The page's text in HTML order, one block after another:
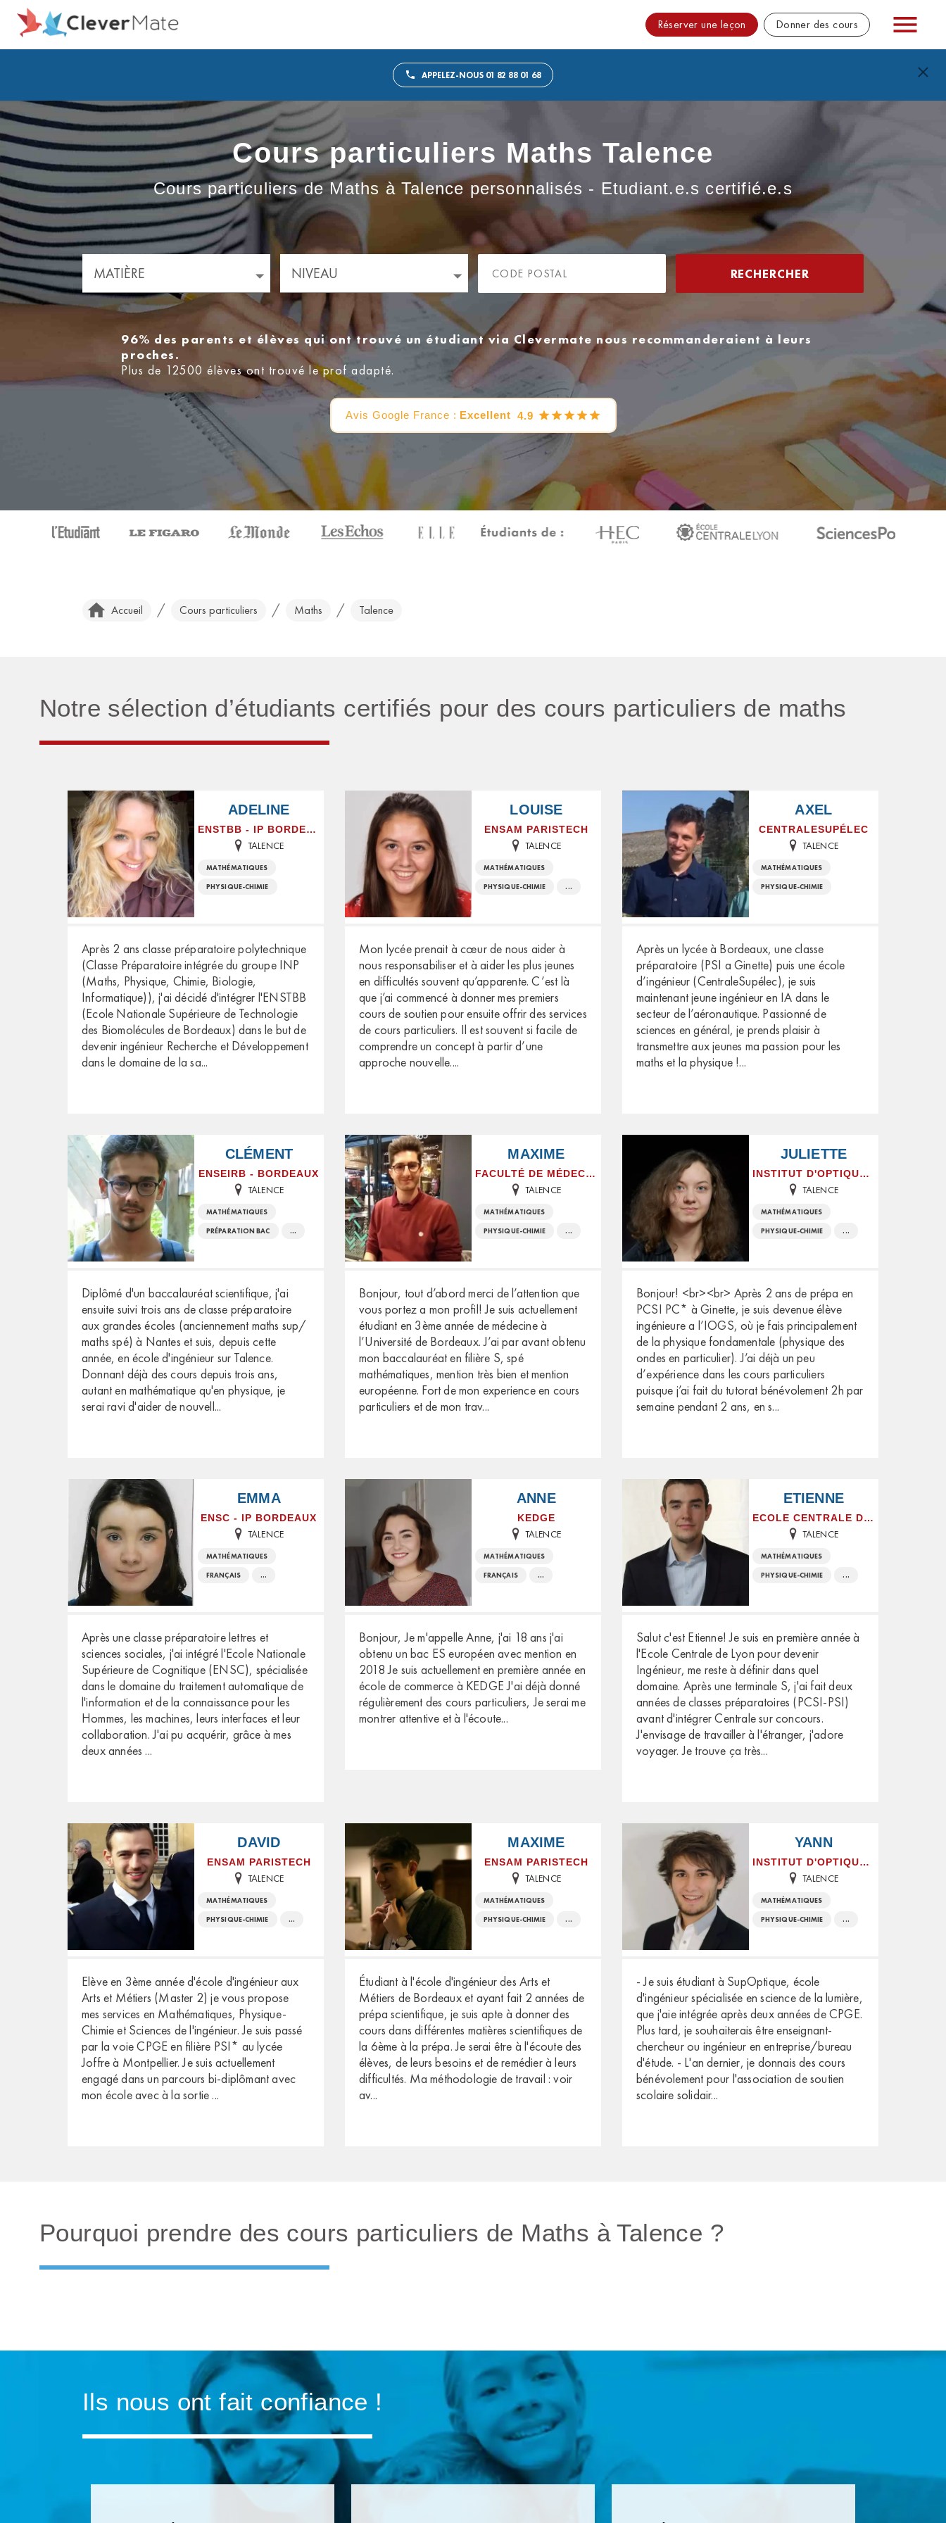
Réserver une leçon Donner des cours
APPELEZ-NOUS 01 82 88 01 68
Cours particuliers Maths Talence
Cours particuliers de Maths à Talence personnalisés - Etudiant.e.s certifié.e.s
MATIÈRE NIVEAU
96% des parents et élèves qui ont trouvé un étudiant via Clevermate nous recommanderaient à leurs
proches.
Plus de 12500 élèves ont trouvé le prof adapté.
Avis Google France : Excellent 4.9
Accueil / Cours particuliers / Maths / Talence
Notre sélection d’étudiants certifiés pour des cours particuliers de maths
ADELINE
ENSTBB - IP BORDEAUX
TALENCE
MATHÉMATIQUES
PHYSIQUE-CHIMIE
Après 2 ans classe préparatoire polytechnique
(Classe Préparatoire intégrée du groupe INP
(Maths, Physique, Chimie, Biologie,
Informatique)), j'ai décidé d'intégrer l'ENSTBB
(Ecole Nationale Supérieure de Technologie
des Biomolécules de Bordeaux) dans le but de
devenir ingénieur Recherche et Développement
dans le domaine de la sa...
LOUISE
ENSAM PARISTECH
TALENCE
MATHÉMATIQUES
PHYSIQUE-CHIMIE ...
Mon lycée prenait à cœur de nous aider à
nous responsabiliser et à aider les plus jeunes
en difficultés souvent qu’apparente. C’est là
que j’ai commencé à donner mes premiers
cours de soutien pour ensuite offrir des services
de cours particuliers. Il est souvent si facile de
comprendre un concept à partir d’une
approche nouvelle....
AXEL
CENTRALESUPÉLEC
TALENCE
MATHÉMATIQUES
PHYSIQUE-CHIMIE
Après un lycée à Bordeaux, une classe
préparatoire (PSI a Ginette) puis une école
d’ingénieur (CentraleSupélec), je suis
maintenant jeune ingénieur en IA dans le
secteur de l’aéronautique. Passionné de
sciences en général, je prends plaisir à
transmettre aux jeunes ma passion pour les
maths et la physique !...
CLÉMENT
ENSEIRB - BORDEAUX
TALENCE
MATHÉMATIQUES
PRÉPARATION BAC ...
Diplômé d'un baccalauréat scientifique, j'ai
ensuite suivi trois ans de classe préparatoire
aux grandes écoles (anciennement maths sup/
maths spé) à Nantes et suis, depuis cette
année, en école d'ingénieur sur Talence.
Donnant déjà des cours depuis trois ans,
autant en mathématique qu'en physique, je
serai ravi d'aider de nouvell...
MAXIME
FACULTÉ DE MÉDECINE
TALENCE
MATHÉMATIQUES
PHYSIQUE-CHIMIE ...
Bonjour, tout d’abord merci de l’attention que
vous portez a mon profil! Je suis actuellement
étudiant en 3ème année de médecine à
l’Université de Bordeaux. J’ai par avant obtenu
mon baccalauréat en filière S, spé
mathématiques, mention très bien et mention
européenne. Fort de mon experience en cours
particuliers et de mon trav...
JULIETTE
INSTITUT D'OPTIQUE GRADUATE SCHOOL
TALENCE
MATHÉMATIQUES
PHYSIQUE-CHIMIE ...
Bonjour! <br><br> Après 2 ans de prépa en
PCSI PC* à Ginette, je suis devenue élève
ingénieure a l’IOGS, où je fais principalement
de la physique fondamentale (physique des
ondes en particulier). J’ai déjà un peu
d’expérience dans les cours particuliers
puisque j’ai fait du tutorat bénévolement 2h par
semaine pendant 2 ans, en s...
EMMA
ENSC - IP BORDEAUX
TALENCE
MATHÉMATIQUES
FRANÇAIS ...
Après une classe préparatoire lettres et
sciences sociales, j'ai intégré l'Ecole Nationale
Supérieure de Cognitique (ENSC), spécialisée
dans le domaine du traitement automatique de
l'information et de la connaissance pour les
Hommes, les machines, leurs interfaces et leur
collaboration. J'ai pu acquérir, grâce à mes
deux années...
ANNE
KEDGE
TALENCE
MATHÉMATIQUES
FRANÇAIS ...
Bonjour, Je m'appelle Anne, j'ai 18 ans j'ai
obtenu un bac ES européen avec mention en
2018 Je suis actuellement en première année en
école de commerce à KEDGE J'ai déjà donné
régulièrement des cours particuliers, Je serai me
montrer attentive et à l'écoute...
ETIENNE
ECOLE CENTRALE DE LYON
TALENCE
MATHÉMATIQUES
PHYSIQUE-CHIMIE ...
Salut c'est Etienne! Je suis en première année à
l'Ecole Centrale de Lyon pour devenir
Ingénieur, me reste à définir dans quel
domaine. Après une terminale S, j'ai fait deux
années de classes préparatoires (PCSI-PSI)
avant d'intégrer Centrale sur concours.
J'envisage de travailler à l'étranger, j'adore
voyager. Je trouve ça très...
DAVID
ENSAM PARISTECH
TALENCE
MATHÉMATIQUES
PHYSIQUE-CHIMIE ...
Elève en 3ème année d'école d'ingénieur aux
Arts et Métiers (Master 2) je vous propose
mes services en Mathématiques, Physique-
Chimie et Sciences de l'ingénieur. Je suis passé
par la voie CPGE en filière PSI* au lycée
Joffre à Montpellier. Je suis actuellement
engagé dans un parcours bi-diplômant avec
mon école avec à la sortie...
MAXIME
ENSAM PARISTECH
TALENCE
MATHÉMATIQUES
PHYSIQUE-CHIMIE ...
Étudiant à l'école d'ingénieur des Arts et
Métiers de Bordeaux et ayant fait 2 années de
prépa scientifique, je suis apte à donner des
cours dans différentes matières scientifiques de
la 6ème à la prépa. Je serai être à l'écoute des
élèves, de leurs besoins et de remédier à leurs
difficultés. Ma méthodologie de travail : voir
av...
YANN
INSTITUT D'OPTIQUE GRADUATE SCHOOL
TALENCE
MATHÉMATIQUES
PHYSIQUE-CHIMIE ...
- Je suis étudiant à SupOptique, école
d'ingénieur spécialisée en science de la lumière,
que j'aie intégrée après deux années de CPGE.
Plus tard, je souhaiterais être enseignant-
chercheur ou ingénieur en entreprise/bureau
d'étude. - L'an dernier, je donnais des cours
bénévolement pour l'association de soutien
scolaire solidair...
Pourquoi prendre des cours particuliers de Maths à Talence ?
Ils nous ont fait confiance !